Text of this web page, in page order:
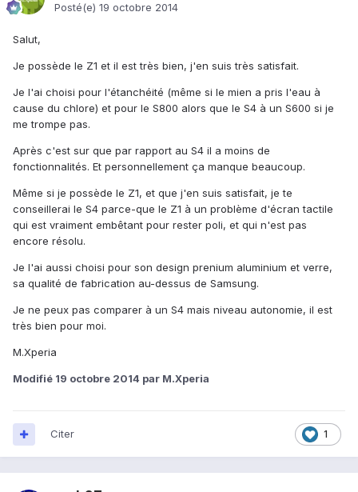
Posté(e) 19 octobre 2014
Salut,
Je possède le Z1 et il est très bien, j'en suis très satisfait.
Je l'ai choisi pour l'étanchéité (même si le mien a pris l'eau à
cause du chlore) et pour le S800 alors que le S4 à un S600 si je
me trompe pas.
Après c'est sur que par rapport au S4 il a moins de
fonctionnalités. Et personnellement ça manque beaucoup.
Même si je possède le Z1, et que j'en suis satisfait, je te
conseillerai le S4 parce-que le Z1 à un problème d'écran tactile
qui est vraiment embêtant pour rester poli, et qui n'est pas
encore résolu.
Je l'ai aussi choisi pour son design prenium aluminium et verre,
sa qualité de fabrication au-dessus de Samsung.
Je ne peux pas comparer à un S4 mais niveau autonomie, il est
très bien pour moi.
M.Xperia
Modifié 19 octobre 2014 par M.Xperia
1
Citer